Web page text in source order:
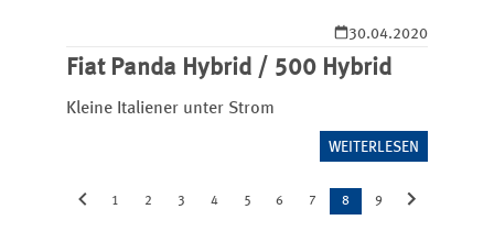
30.04.2020
Fiat Panda Hybrid / 500 Hybrid
Kleine Italiener unter Strom
WEITERLESEN
1 2 3 4 5 6 7 8 9